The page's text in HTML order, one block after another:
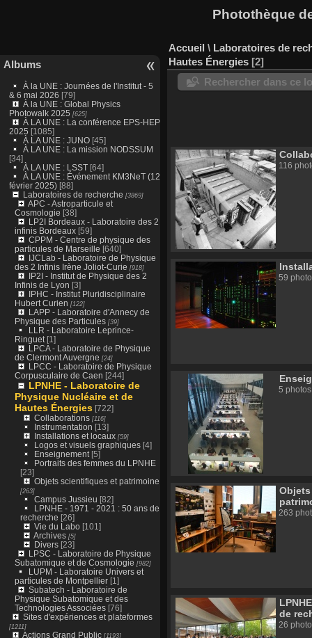
Photothèque
Albums
À la UNE : Journées de l'Institut - 5
& 6 mai 2026 [79]
À la UNE : Global Physics
Photowalk 2025 [625]
À LA UNE : La conférence EPS-HEP
2025 [1085]
À LA UNE : JUNO [45]
À LA UNE : La mission NODSSUM
[34]
À LA UNE : LSST[64]
À LA UNE : Événement KM3NeT (12
février 2025)[88]
Laboratoires de recherche [3869]
APC - Astroparticule et
Cosmologie [38]
LP2I Bordeaux - Laboratoire des 2
infinis Bordeaux[59]
CPPM - Centre de physique des
particules de Marseille [640]
IJCLab - Laboratoire de Physique
des 2 Infinis Irène Joliot-Curie [918]
IP2I - Institut de Physique des 2
Infinis de Lyon [3]
IPHC - Institut Pluridisciplinaire
Hubert Curien [122]
LAPP - Laboratoire d'Annecy de
Physique des Particules[39]
LLR - Laboratoire Leprince-
Ringuet[1]
LPCA - Laboratoire de Physique
de Clermont Auvergne [24]
LPCC - Laboratoire de Physique
Corpusculaire de Caen [244]
LPNHE - Laboratoire de
Physique Nucléaire et de
Hautes Énergies[722]
Collaborations[116]
Instrumentation [13]
Installations et locaux[59]
Logos et visuels graphiques[4]
Enseignement[5]
Portraits des femmes du LPNHE
[23]
Objets scientifiques et patrimoine
[263]
Campus Jussieu [82]
LPNHE - 1971 - 2021 : 50 ans de
recherche [26]
Vie du Labo[101]
Archives[5]
Divers[23]
LPSC - Laboratoire de Physique
Subatomique et de Cosmologie [982]
LUPM - Laboratoire Univers et
particules de Montpellier[1]
Subatech - Laboratoire de
Physique Subatomique et des
Technologies Associées[76]
Sites d'expériences et plateformes
[1211]
Actions Grand Public[1193]
Accueil \ Laboratoires de
Hautes Énergies 2
Rechercher dans ce
116
59
5 photos
263
de
26